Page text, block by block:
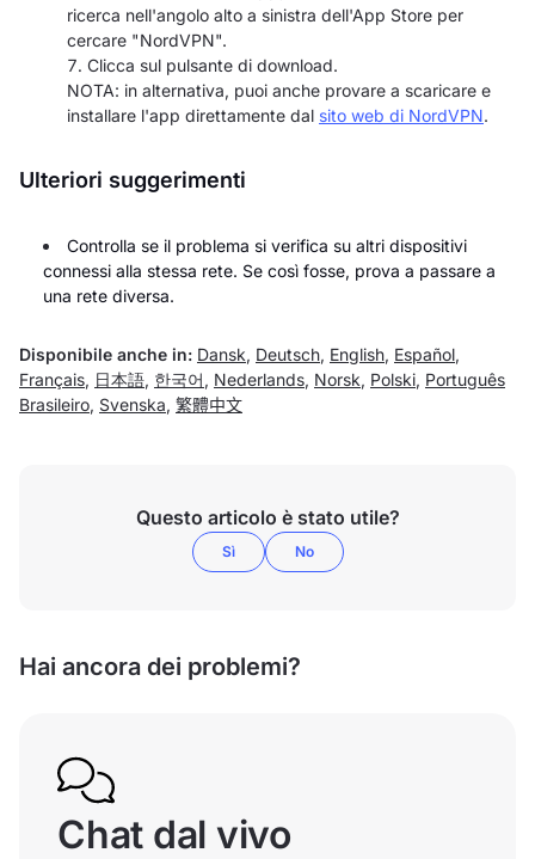
ricerca nell'angolo alto a sinistra dell'App Store per
cercare "NordVPN".
Clicca sul pulsante di download.
NOTA: in alternativa, puoi anche provare a scaricare e
installare l'app direttamente dal sito web di NordVPN.
Ulteriori suggerimenti
Controlla se il problema si verifica su altri dispositivi
connessi alla stessa rete. Se così fosse, prova a passare a
una rete diversa.
Disponibile anche in: Dansk, Deutsch, English, Español,
Français, 日本語, 한국어 , Nederlands, Norsk, Polski, Português
Brasileiro, Svenska, 繁體中文
Questo articolo è stato utile?
Sì No
Hai ancora dei problemi?
Chat dal vivo